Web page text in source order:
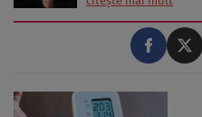
Iubeşte să scrie şi
visul ei încă de pe ...